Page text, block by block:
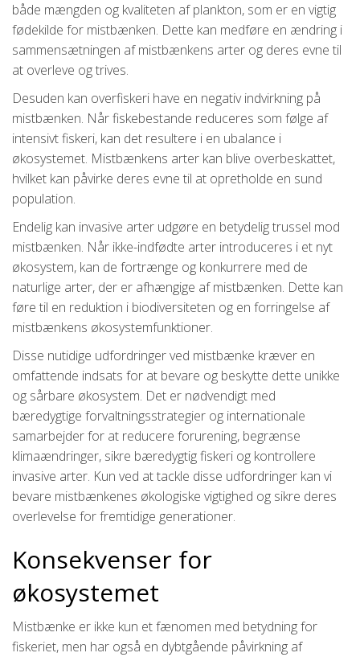
både mængden og kvaliteten af plankton, som er en vigtig
fødekilde for mistbænken. Dette kan medføre en ændring i
sammensætningen af mistbænkens arter og deres evne til
at overleve og trives.
Desuden kan overfiskeri have en negativ indvirkning på
mistbænken. Når fiskebestande reduceres som følge af
intensivt fiskeri, kan det resultere i en ubalance i
økosystemet. Mistbænkens arter kan blive overbeskattet,
hvilket kan påvirke deres evne til at opretholde en sund
population.
Endelig kan invasive arter udgøre en betydelig trussel mod
mistbænken. Når ikke-indfødte arter introduceres i et nyt
økosystem, kan de fortrænge og konkurrere med de
naturlige arter, der er afhængige af mistbænken. Dette kan
føre til en reduktion i biodiversiteten og en forringelse af
mistbænkens økosystemfunktioner.
Disse nutidige udfordringer ved mistbænke kræver en
omfattende indsats for at bevare og beskytte dette unikke
og sårbare økosystem. Det er nødvendigt med
bæredygtige forvaltningsstrategier og internationale
samarbejder for at reducere forurening, begrænse
klimaændringer, sikre bæredygtig fiskeri og kontrollere
invasive arter. Kun ved at tackle disse udfordringer kan vi
bevare mistbænkenes økologiske vigtighed og sikre deres
overlevelse for fremtidige generationer.
Konsekvenser for
økosystemet
Mistbænke er ikke kun et fænomen med betydning for
fiskeriet, men har også en dybtgående påvirkning af